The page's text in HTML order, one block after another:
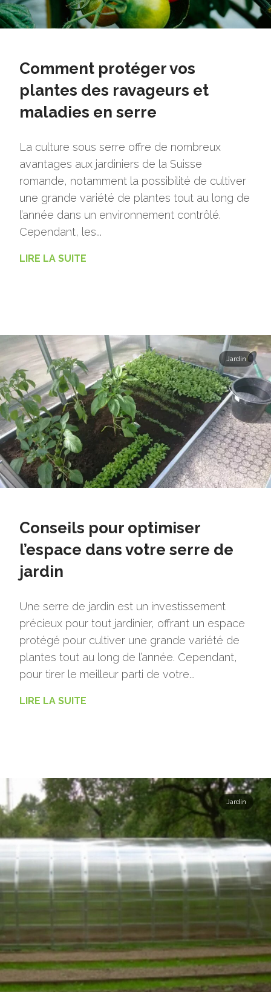
Comment protéger vos
plantes des ravageurs et
maladies en serre
La culture sous serre offre de nombreux
avantages aux jardiniers de la Suisse
romande, notamment la possibilité de cultiver
une grande variété de plantes tout au long de
l’année dans un environnement contrôlé.
Cependant, les...
LIRE LA SUITE
Jardin
Conseils pour optimiser
l’espace dans votre serre de
jardin
Une serre de jardin est un investissement
précieux pour tout jardinier, offrant un espace
protégé pour cultiver une grande variété de
plantes tout au long de l’année. Cependant,
pour tirer le meilleur parti de votre...
LIRE LA SUITE
Jardin